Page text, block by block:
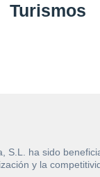
Turismos
S.L. ha sido
y la